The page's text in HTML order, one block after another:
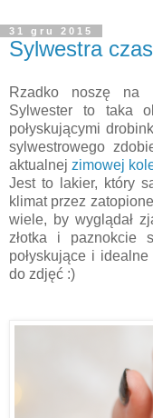
31 gru 2015
Sylwestra
Rzadko noszę na
Sylwester to taka
połyskującymi
sylwestrowego
aktualnej zimowej
Jest to lakier, który
klimat przez
wiele, by wyglądał
złotka i paznokcie
połyskujące i
do zdjęć :)